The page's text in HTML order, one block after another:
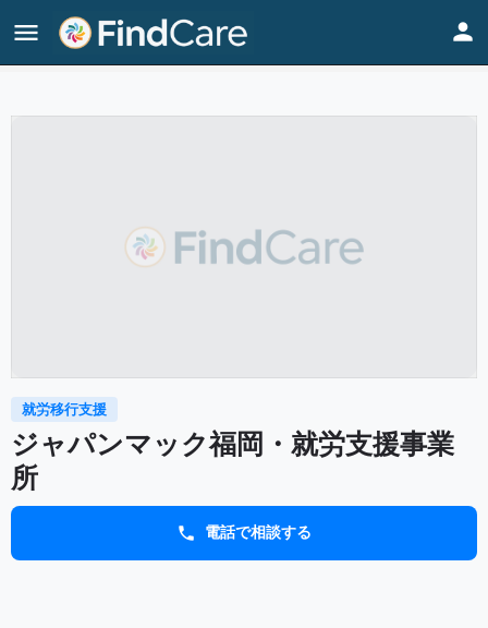
Home Listings ジャパンマック福岡・就労支援事業所
就労移行支援
ジャパンマック福岡・就労支援事業
所
電話で相談する